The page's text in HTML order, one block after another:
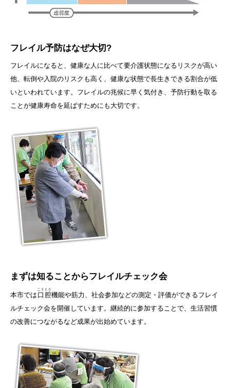
フレイル予防はなぜ大切?
フレイルになると、健康な人に比べて要介護状態になるリスクが高い
他、転倒や入院のリスクも高く、健康な状態で長生きできる割合が低
いといわれています。フレイルの兆候に早く気付き、予防行動を取る
ことが健康寿命を延ばすためにも大切です。
まずは知ることからフレイルチェック会
本市では 口腔
こうくう
機能や筋力、社会参加などの測定・評価ができるフレイ
ルチェック会を開催しています。継続的に参加することで、生活習慣
の改善につながるなど成果が出始めています。